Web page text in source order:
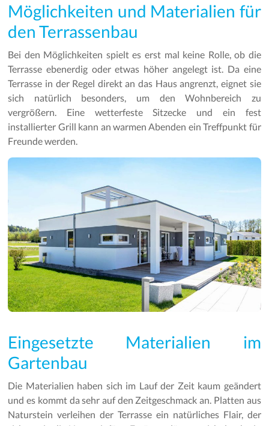
Möglichkeiten und Materialien für
den Terrassenbau
Bei den Möglichkeiten spielt es erst mal keine Rolle, ob die
Terrasse ebenerdig oder etwas höher angelegt ist. Da eine
Terrasse in der Regel direkt an das Haus angrenzt, eignet sie
sich natürlich besonders, um den Wohnbereich zu
vergrößern. Eine wetterfeste Sitzecke und ein fest
installierter Grill kann an warmen Abenden ein Treffpunkt für
Freunde werden.
Eingesetzte Materialien im
Gartenbau
Die Materialien haben sich im Lauf der Zeit kaum geändert
und es kommt da sehr auf den Zeitgeschmack an. Platten aus
Naturstein verleihen der Terrasse ein natürliches Flair, der